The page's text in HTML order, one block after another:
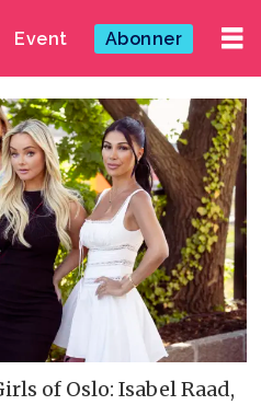
Event Abonner
of Oslo: Isabel Raad,